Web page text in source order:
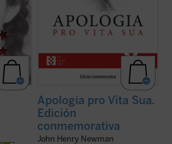
Apologia pro Vita Sua.
Edición
conmemorativa
John Henry Newman